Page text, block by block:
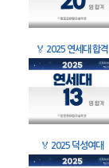
🏅 2025 연세대 합격
🏅 2025 덕성여대